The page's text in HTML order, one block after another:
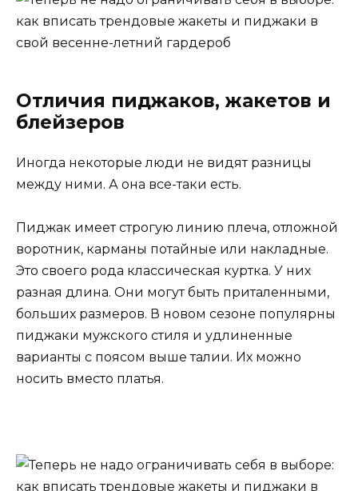
Отличия пиджаков, жакетов и
блейзеров
Иногда некоторые люди не видят разницы
между ними. А она все-таки есть.
Пиджак имеет строгую линию плеча, отложной
воротник, карманы потайные или накладные.
Это своего рода классическая куртка. У них
разная длина. Они могут быть приталенными,
больших размеров. В новом сезоне популярны
пиджаки мужского стиля и удлиненные
варианты с поясом выше талии. Их можно
носить вместо платья.